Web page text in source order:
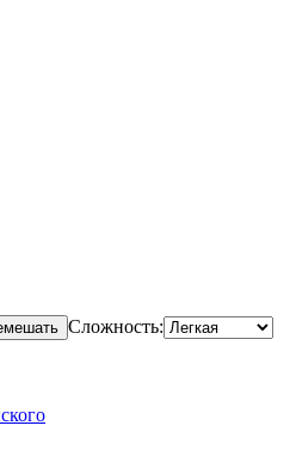
Сложность: